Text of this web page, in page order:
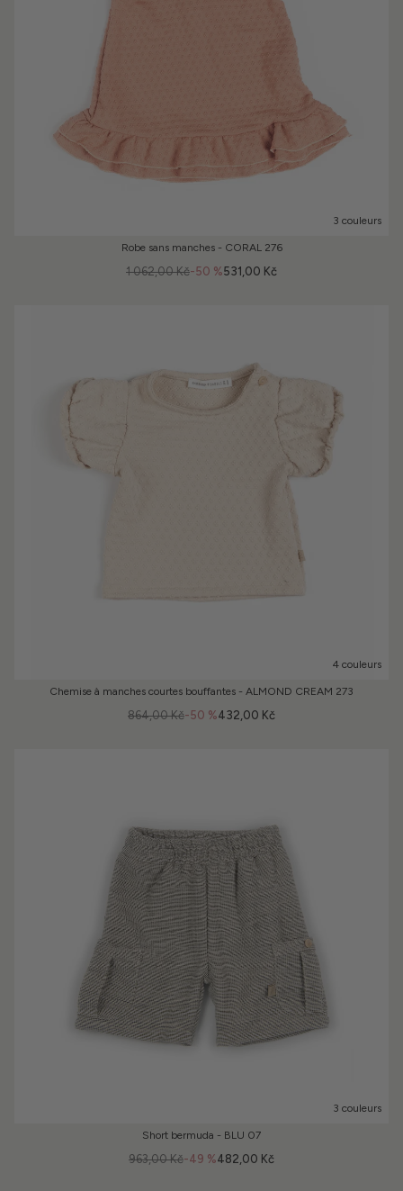
3 couleurs
Robe sans manches - CORAL 276
-50 %
1 062,00 Kč 531,00 Kč
4 couleurs
Chemise à manches courtes bouffantes - ALMOND CREAM 273
-50 %
864,00 Kč 432,00 Kč
3 couleurs
Short bermuda - BLU 07
-49 %
963,00 Kč 482,00 Kč